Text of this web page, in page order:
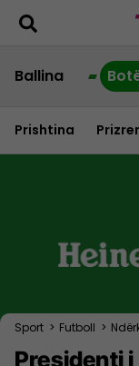
Ballina
Prishtina
Sport > Futboll >
Presidenti